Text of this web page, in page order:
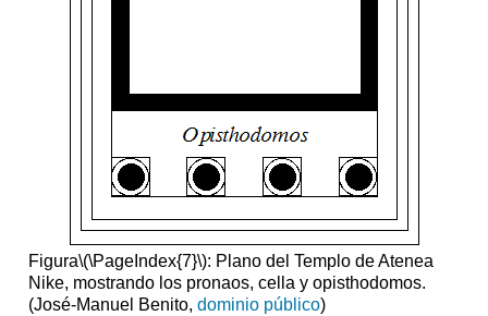
Figura\(\PageIndex{7}\): Plano del Templo de Atenea
Nike, mostrando los pronaos, cella y opisthodomos.
(José-Manuel Benito, dominio público)